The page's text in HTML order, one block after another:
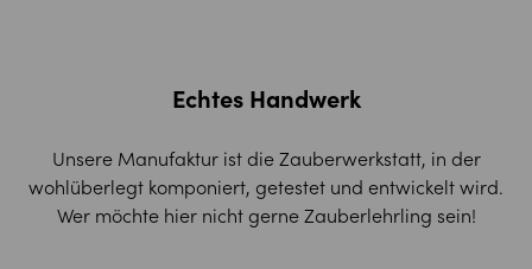
Echtes Handwerk
Unsere Manufaktur ist die Zauberwerkstatt, in der
wohlüberlegt komponiert, getestet und entwickelt wird.
Wer möchte hier nicht gerne Zauberlehrling sein!